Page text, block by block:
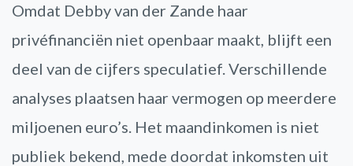
Omdat Debby van der Zande haar
privéfinanciën niet openbaar maakt, blijft een
deel van de cijfers speculatief. Verschillende
analyses plaatsen haar vermogen op meerdere
miljoenen euro’s. Het maandinkomen is niet
publiek bekend, mede doordat inkomsten uit